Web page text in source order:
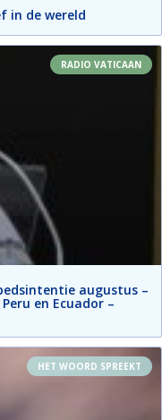
in de wereld
RADIO VATICAAN
augustus –
en Ecuador –
HET WOORD SPREEKT